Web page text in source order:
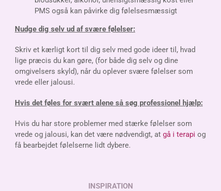
PMS også kan påvirke dig følelsesmæssigt
Nudge dig selv ud af svære følelser:
Skriv et kærligt kort til dig selv med gode ideer til, hvad
lige præcis du kan gøre, (for både dig selv og dine
omgivelsers skyld), når du oplever svære følelser som
vrede eller jalousi.
Hvis det føles for svært alene så søg professionel hjælp:
Hvis du har store problemer med stærke følelser som
vrede og jalousi, kan det være nødvendigt, at gå i terapi og
få bearbejdet følelserne lidt dybere.
INSPIRATION